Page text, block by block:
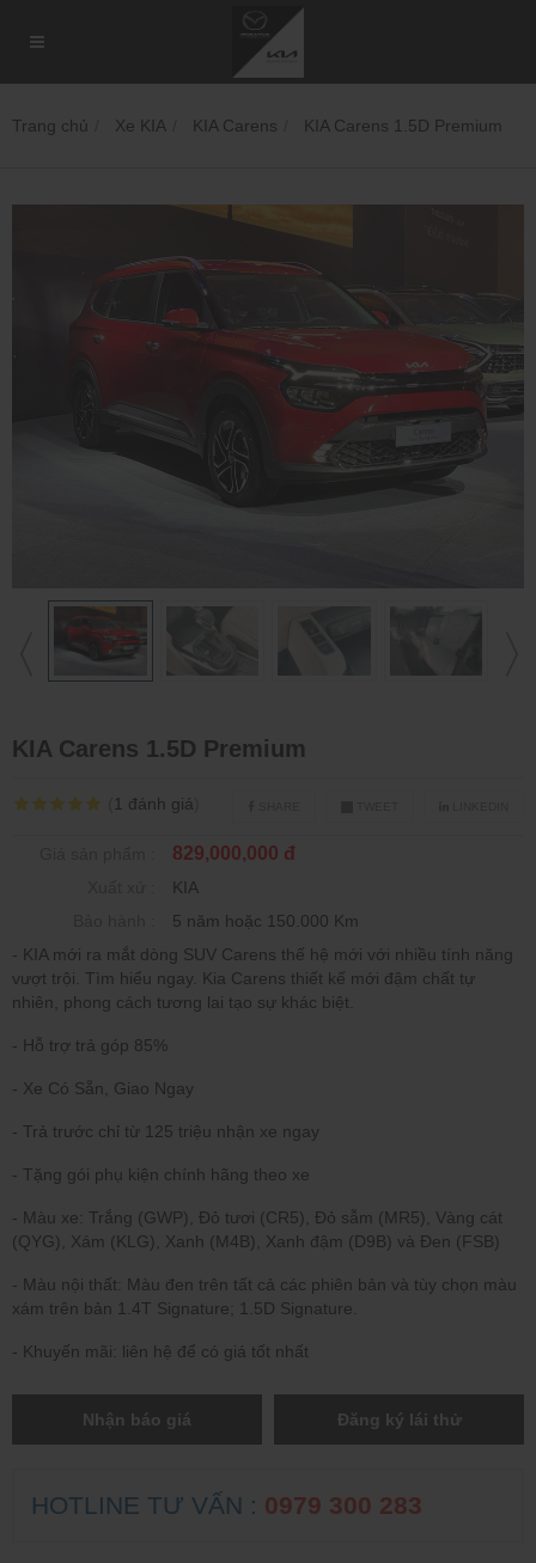
Trang chủ Xe KIA KIA Carens KIA Carens 1.5D Premium
KIA Carens 1.5D Premium
1 đánh giá
829,000,000 đ
KIA
5 năm hoặc 150.000 Km
- KIA mới ra mắt dòng SUV Carens thế hệ mới với nhiều tính năng
vượt trội. Tìm hiểu ngay. Kia Carens thiết kế mới đậm chất tự
nhiên, phong cách tương lai tạo sự khác biệt.
- Hỗ trợ trả góp 85%
- Xe Có Sẵn, Giao Ngay
- Trả trước chỉ từ 125 triệu nhận xe ngay
- Tặng gói phụ kiện chính hãng theo xe
- Màu xe: Trắng (GWP), Đỏ tươi (CR5), Đỏ sẫm (MR5), Vàng cát
(QYG), Xám (KLG), Xanh (M4B), Xanh đậm (D9B) và Đen (FSB)
- Màu nội thất: Màu đen trên tất cả các phiên bản và tùy chọn màu
xám trên bản 1.4T Signature; 1.5D Signature.
- Khuyến mãi: liên hệ để có giá tốt nhất
Nhận báo giá Đăng ký lái thử
HOTLINE TƯ VẤN : 0979 300 283